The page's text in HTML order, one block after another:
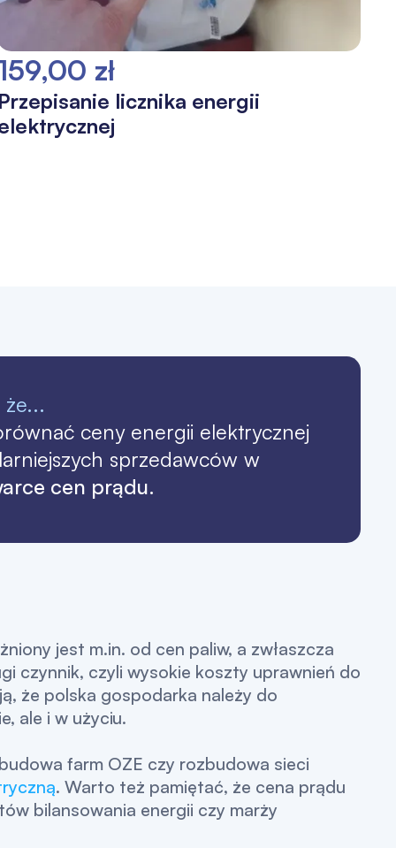
zł
licznika energii
ceny energii elektrycznej
sprzedawców w
cen prądu.
jest m.in. od cen paliw, a zwłaszcza
czynnik, czyli wysokie koszty uprawnień do
że polska gospodarka należy do
ale i w użyciu.
farm OZE czy rozbudowa sieci
. Warto też pamiętać, że cena prądu
bilansowania energii czy marży